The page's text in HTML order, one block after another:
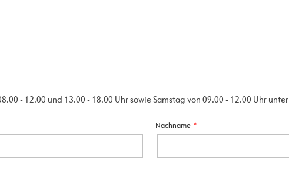
- 12.00 und 13.00 - 18.00 Uhr sowie Samstag von 09.00 - 12.00 Uhr unter